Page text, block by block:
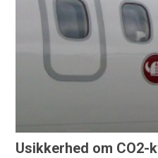
Usikkerhed om